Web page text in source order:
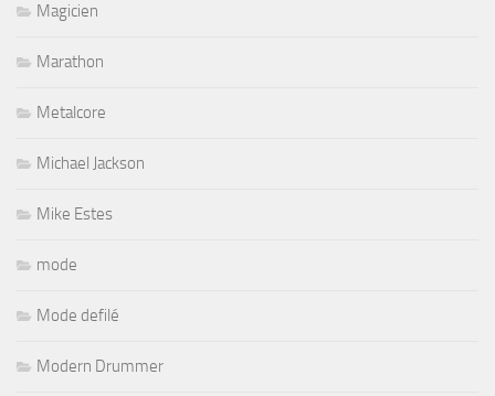
Magicien
Marathon
Metalcore
Michael Jackson
Mike Estes
mode
Mode defilé
Modern Drummer